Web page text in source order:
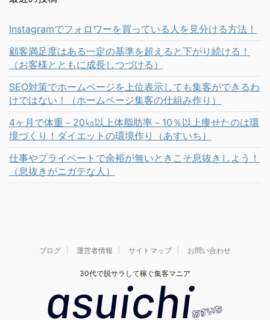
Instagramでフォロワーを買っている人を見分ける方法！
顧客満足度はある一定の基準を超えると下がり続ける！
（お客様とともに成長しつづける）
SEO対策でホームページを上位表示しても集客ができるわ
けではない！（ホームページ集客の仕組み作り）
4ヶ月で体重－20㎏以上体脂肪率－10％以上痩せたのは環
境づくり！ダイエットの環境作り（あすいち）
仕事やプライベートで余裕が無いときこそ息抜きしよう！
（息抜きがニガテな人）
ブログ 運営者情報 サイトマップ お問い合わせ
30代で脱サラして稼ぐ集客マニア